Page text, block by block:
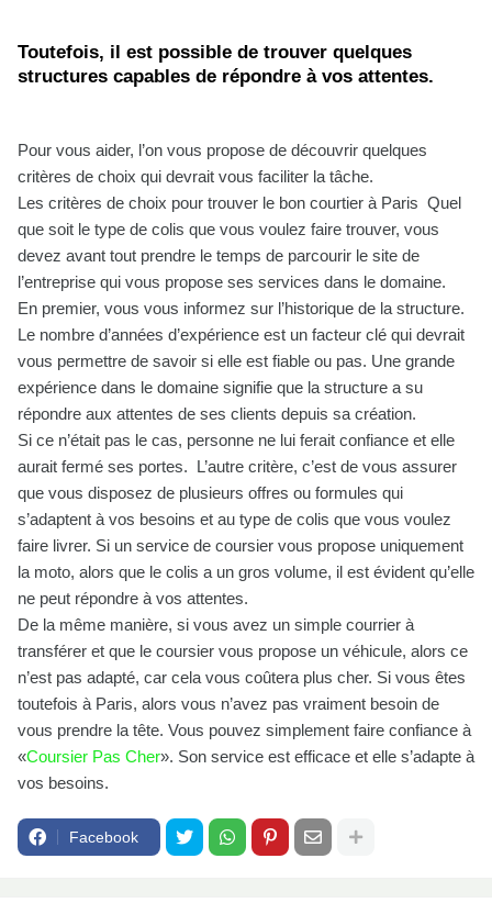
Toutefois, il est possible de trouver quelques
structures capables de répondre à vos attentes.
Pour vous aider, l’on vous propose de découvrir quelques
critères de choix qui devrait vous faciliter la tâche.
Les critères de choix pour trouver le bon courtier à Paris Quel
que soit le type de colis que vous voulez faire trouver, vous
devez avant tout prendre le temps de parcourir le site de
l’entreprise qui vous propose ses services dans le domaine.
En premier, vous vous informez sur l’historique de la structure.
Le nombre d’années d’expérience est un facteur clé qui devrait
vous permettre de savoir si elle est fiable ou pas. Une grande
expérience dans le domaine signifie que la structure a su
répondre aux attentes de ses clients depuis sa création.
Si ce n’était pas le cas, personne ne lui ferait confiance et elle
aurait fermé ses portes. L’autre critère, c’est de vous assurer
que vous disposez de plusieurs offres ou formules qui
s’adaptent à vos besoins et au type de colis que vous voulez
faire livrer. Si un service de coursier vous propose uniquement
la moto, alors que le colis a un gros volume, il est évident qu’elle
ne peut répondre à vos attentes.
De la même manière, si vous avez un simple courrier à
transférer et que le coursier vous propose un véhicule, alors ce
n’est pas adapté, car cela vous coûtera plus cher. Si vous êtes
toutefois à Paris, alors vous n’avez pas vraiment besoin de
vous prendre la tête. Vous pouvez simplement faire confiance à
«Coursier Pas Cher». Son service est efficace et elle s’adapte à
vos besoins.
Facebook